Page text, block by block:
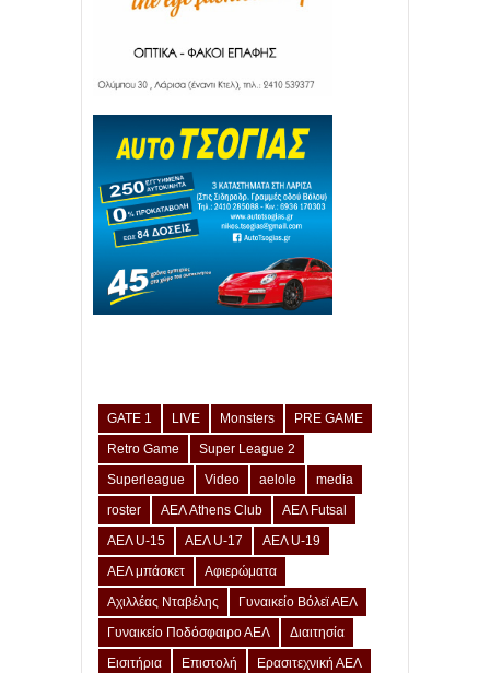
GATE 1 LIVE Monsters
PRE GAME
Retro Game
Super League 2
Superleague
Video aelole
media
roster
ΑΕΛ Athens Club
ΑΕΛ Futsal
ΑΕΛ U-15
ΑΕΛ U-17
ΑΕΛ U-19
ΑΕΛ μπάσκετ
Αφιερώματα
Αχιλλέας Νταβέλης
Γυναικείο Βόλεϊ ΑΕΛ
Γυναικείο Ποδόσφαιρο ΑΕΛ
Διαιτησία
Εισιτήρια
Επιστολή Ερασιτεχνική ΑΕΛ